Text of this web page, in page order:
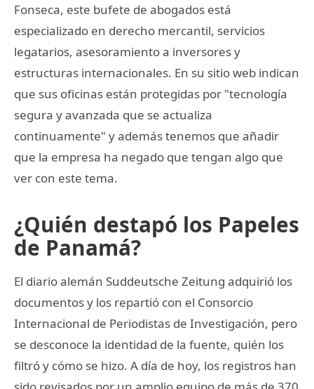
Fonseca, este bufete de abogados está
especializado en derecho mercantil, servicios
legatarios, asesoramiento a inversores y
estructuras internacionales. En su sitio web indican
que sus oficinas están protegidas por "tecnología
segura y avanzada que se actualiza
continuamente" y además tenemos que añadir
que la empresa ha negado que tengan algo que
ver con este tema.
¿Quién destapó los Papeles
de Panamá?
El diario alemán Suddeutsche Zeitung adquirió los
documentos y los repartió con el Consorcio
Internacional de Periodistas de Investigación, pero
se desconoce la identidad de la fuente, quién los
filtró y cómo se hizo. A día de hoy, los registros han